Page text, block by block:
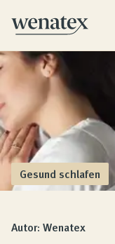
Wenatex
Produktberatung
Produkte
Qualität und
Gesund schlafen
Autor: Wenatex